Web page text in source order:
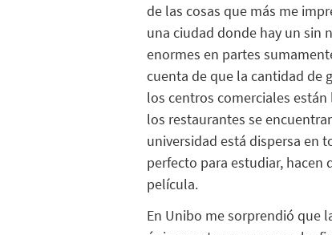
de las cosas que más me
una ciudad donde hay un sin
enormes en partes
cuenta de que la cantidad de
los centros comerciales
los restaurantes se
universidadestá dispersa en
perfecto para estudiar, hacen
película.
En Unibo mesorprendió que